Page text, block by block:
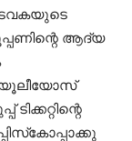
ആദ്യ
യൂലീയോസ്